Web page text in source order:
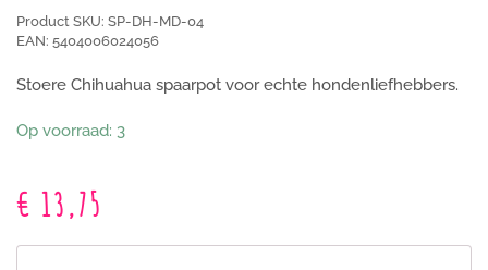
Product SKU: SP-DH-MD-04
EAN: 5404006024056
Stoere Chihuahua spaarpot voor echte hondenliefhebbers.
Op voorraad: 3
€ 13,75